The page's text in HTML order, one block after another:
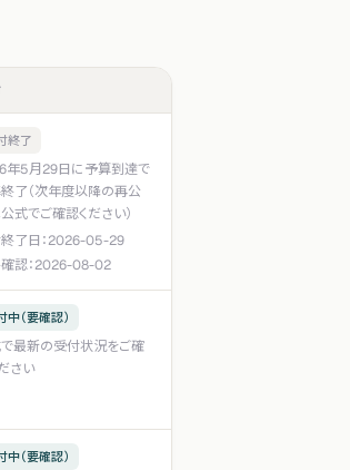
終了
年5月29日に予算到達で
了（次年度以降の再公
式でご確認ください）
了日：2026-05-29
認：2026-08-02
中（要確認）
最新の受付状況をご確
さい
中（要確認）